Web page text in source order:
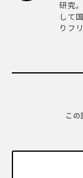
研究
して
りフ
この